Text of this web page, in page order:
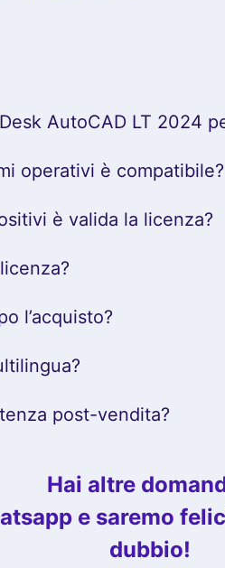
AutoCAD LT 2024
operativi è compatibile?
è valida la licenza?
l’acquisto?
post-vendita?
Hai altre
e saremo
dubbio!